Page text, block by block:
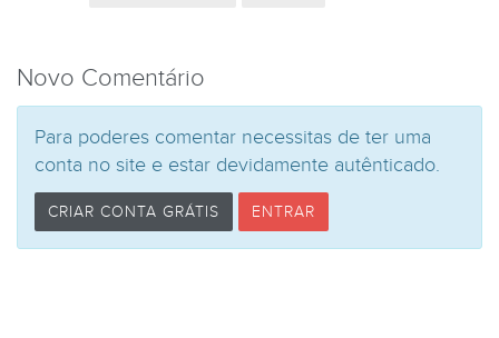
Novo Comentário
Para poderes comentar necessitas de ter uma
conta no site e estar devidamente autênticado.
CRIAR CONTA GRÁTIS ENTRAR